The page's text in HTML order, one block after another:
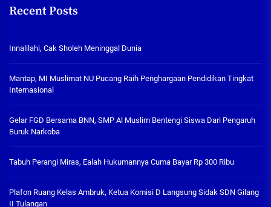
Recent Posts
Innalilahi, Cak Sholeh Meninggal Dunia
Mantap, MI Muslimat NU Pucang Raih Penghargaan Pendidikan Tingkat
Internasional
Gelar FGD Bersama BNN, SMP Al Muslim Bentengi Siswa Dari Pengaruh
Buruk Narkoba
Tabuh Perangi Miras, Ealah Hukumannya Cuma Bayar Rp 300 Ribu
Plafon Ruang Kelas Ambruk, Ketua Komisi D Langsung Sidak SDN Gilang
II Tulangan